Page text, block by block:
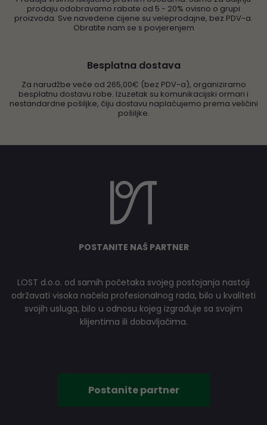
prodaju odobravamo rabate od 5 - 20% ovisno o grupi
proizvoda. Sve navedene cijene su veleprodajne, bez PDV-a.
Obratite nam se s povjerenjem
Besplatna dostava
Za narudžbe veće od 265,00€ (bez PDV-a), organiziramo
besplatnu dostavu robe. Izuzetak su komunikacijski ormari i
nestandardne pošiljke, čiju dostavu naplaćujemo prema veličini
pošiljke.
POSTANITE NAŠ PARTNER
LOST d.o.o. od samih početaka svojeg postojanja nastoji
održavati visoka načela profesionalnog rada, bilo u kvaliteti
svojih usluga, bilo u odnosu kojeg izgrađuje sa svojim
klijentima ili dobavljačima.
Postanite partner